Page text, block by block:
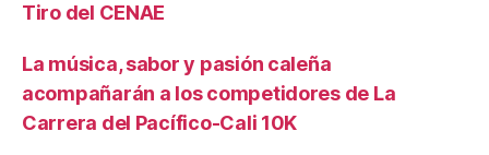
Tiro del CENAE
La música, sabor y pasión caleña
acompañarán a los competidores de La
Carrera del Pacífico-Cali 10K